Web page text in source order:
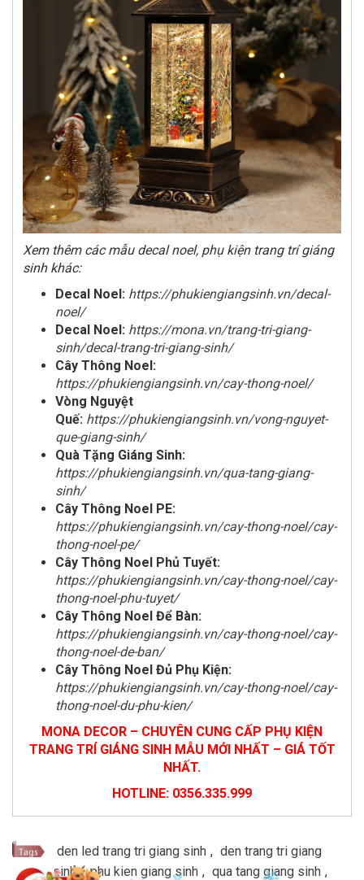
Xem thêm các mẫu decal noel, phụ kiện trang trí giáng
sinh khác:
Decal Noel: https://phukiengiangsinh.vn/decal-
noel/
Decal Noel: https://mona.vn/trang-tri-giang-
sinh/decal-trang-tri-giang-sinh/
Cây Thông Noel:
https://phukiengiangsinh.vn/cay-thong-noel/
Vòng Nguyệt
Quế: https://phukiengiangsinh.vn/vong-nguyet-
que-giang-sinh/
Quà Tặng Giáng Sinh:
https://phukiengiangsinh.vn/qua-tang-giang-
sinh/
Cây Thông Noel PE:
https://phukiengiangsinh.vn/cay-thong-noel/cay-
thong-noel-pe/
Cây Thông Noel Phủ Tuyết:
https://phukiengiangsinh.vn/cay-thong-noel/cay-
thong-noel-phu-tuyet/
Cây Thông Noel Để Bàn:
https://phukiengiangsinh.vn/cay-thong-noel/cay-
thong-noel-de-ban/
Cây Thông Noel Đủ Phụ Kiện:
https://phukiengiangsinh.vn/cay-thong-noel/cay-
thong-noel-du-phu-kien/
MONA DECOR – CHUYÊN CUNG CẤP PHỤ KIỆN
TRANG TRÍ GIÁNG SINH MẪU MỚI NHẤT – GIÁ TỐT
NHẤT.
HOTLINE: 0356.335.999
den led trang tri giang sinh , den trang tri giang
sinh , phu kien giang sinh , qua tang giang sinh ,